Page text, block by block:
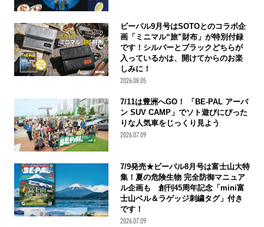
ビーパル9月号はSOTOとのコラボ企
画「ミニマル“旅”財布」が特別付録
です！シルバーとブラックどちらが
入っているかは、開けてからのお楽
しみに！
2026.08.05
7/11は豊洲へGO！ 「BE-PAL アーバ
ン SUV CAMP」でソト遊びにぴった
りな人気車をじっくり見よう
2026.07.09
7/9発売★ビーパル8月号は富士山大特
集！夏の危険生物 完全防御マニュア
ル企画も 創刊45周年記念「mini富
士山ベル＆ラゲッジ刺繍タグ」付き
です！
2026.07.09